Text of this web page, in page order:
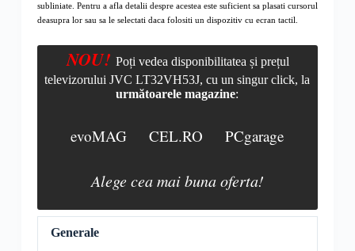
subliniate. Pentru a afla detalii despre acestea este suficient sa plasati cursorul
deasupra lor sau sa le selectati daca folositi un dispozitiv cu ecran tactil.
NOU! Poți vedea disponibilitatea și prețul
televizorului JVC LT32VH53J, cu un singur click, la
următoarele magazine:
evoMAG CEL.RO PCgarage
Alege cea mai buna oferta!
Generale